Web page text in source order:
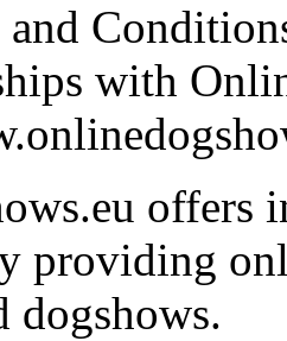
and
with
offers
providing
dogshows.